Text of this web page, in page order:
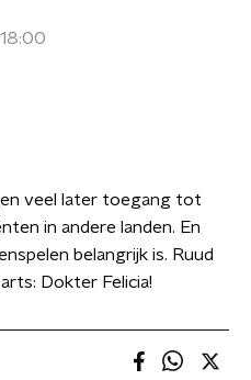
veel later toegang tot
in andere landen. En
belangrijk is. Ruud
Dokter Felicia!